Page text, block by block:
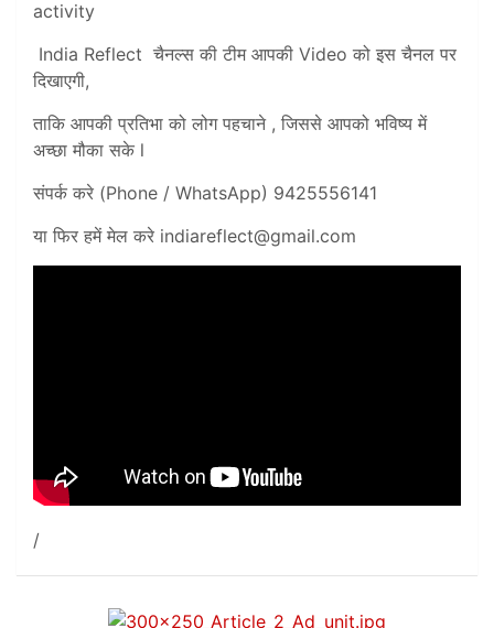
activity
India Reflect चैनल्स की टीम आपकी Video को इस चैनल पर
दिखाएगी,
ताकि आपकी प्रतिभा को लोग पहचाने , जिससे आपको भविष्य में
अच्छा मौका सके l
संपर्क करे (Phone / WhatsApp) 9425556141
या फिर हमें मेल करे indiareflect@gmail.com